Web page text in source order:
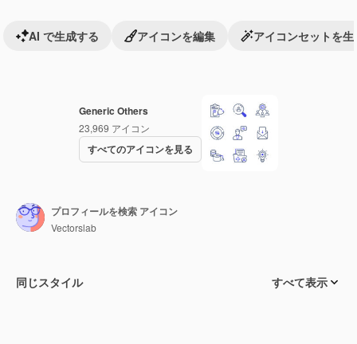
Generic Others
23,969 アイコン
すべてのアイコンを見る
AI で生成する アイコンを編集 アイコンセットを生
プロフィールを検索 アイコン
Vectorslab
同じスタイル すべて表示